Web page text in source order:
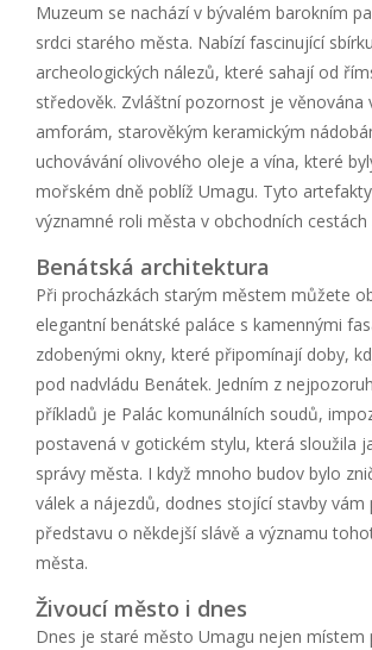
Muzeum se nachází v bývalém barokním
srdci starého města. Nabízí fascinující sbírku
archeologických nálezů, které sahají od
středověk. Zvláštní pozornost je věnována
amforám, starověkým keramickým
uchovávání olivového oleje a vína, které
mořském dně poblíž Umagu. Tyto
významné roli města v obchodních cestách
Benátská architektura
Při procházkách starým městem můžete
elegantní benátské paláce s kamennými
zdobenými okny, které připomínají doby,
pod nadvládu Benátek. Jedním z
příkladů je Palác komunálních soudů,
postavená v gotickém stylu, která sloužila
správy města. I když mnoho budov bylo
válek a nájezdů, dodnes stojící stavby vám
představu o někdejší slávě a významu
města.
Živoucí město i dnes
Dnes je staré město Umagu nejen místem